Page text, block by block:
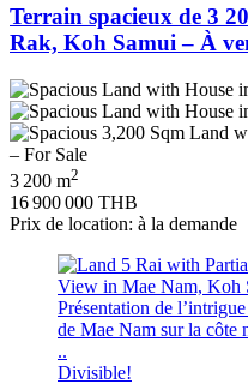
Terrain spacieux de 3
Rak, Koh Samui – À
3 200 m2
16 900 000 THB
Prix de location: à la demande
Présentation de
de Mae Nam sur la côte
..
Divisible!